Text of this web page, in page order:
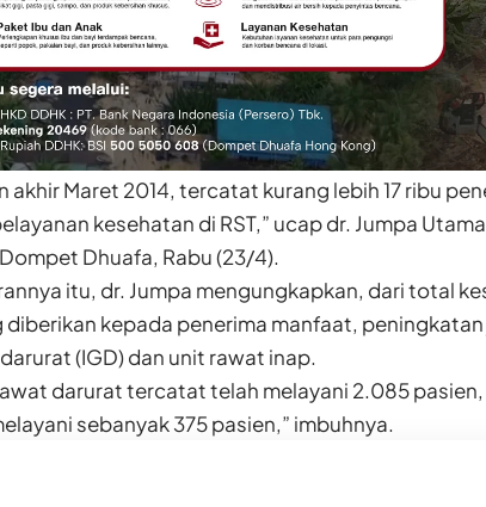
akhir Maret 2014, tercatat kurang lebih 17 ribu
kesehatan di RST,” ucap dr. Jumpa
Dhuafa, Rabu (23/4).
itu, dr. Jumpa mengungkapkan, dari total
diberikan kepada penerima manfaat,
(IGD) dan unit rawat inap.
darurat tercatat telah melayani 2.085
sebanyak 375 pasien,” imbuhnya.